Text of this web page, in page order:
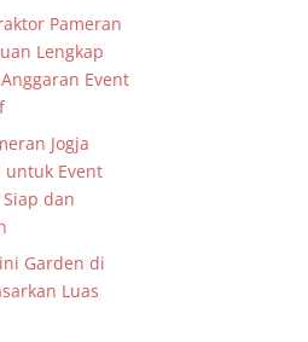
Pameran
Lengkap
Event
Jogja
untuk Event
dan
Garden di
Luas